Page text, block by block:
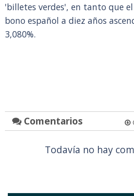
'billetes verdes', en tanto que
bono español a diez años
3,080%.
Comentarios
Todavía no hay